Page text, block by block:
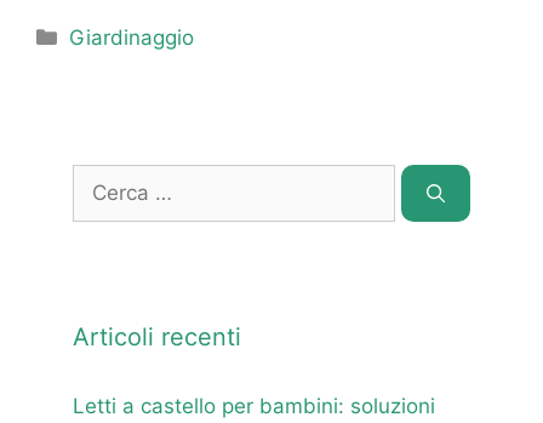
Categorie
Giardinaggio
Ricerca
Articoli recenti
Letti a castello per bambini: soluzioni